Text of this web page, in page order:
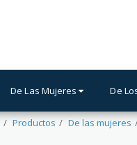
De Las Mujeres De
Productos De las mujeres